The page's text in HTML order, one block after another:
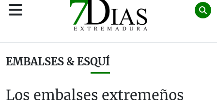
EMBALSES & ESQUÍ
Los embalses extremeños